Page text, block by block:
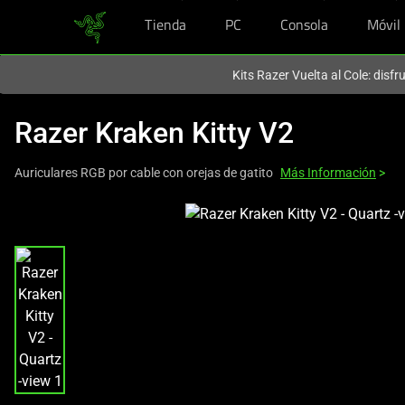
Tienda PC Consola Móvil
Kits Razer Vuelta al Cole:
Razer Kraken Kitty V2
Auriculares RGB por cable con orejas de gatito Más Información >
a
carousel
with
one
large
image
and